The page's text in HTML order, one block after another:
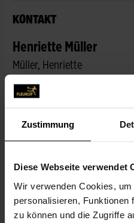
Zustimmung
Diese Webseite verwendet
Wir verwenden Cookies,
personalisieren, Funktionen
zu können und die Zugriffe
KONTAKT
Henriette Müller
Müller, Henriette
Breite Str. 6
50226 Frechen
02234-528 79
info@henny-mueller.de
ÖFFNUNGSZEITEN